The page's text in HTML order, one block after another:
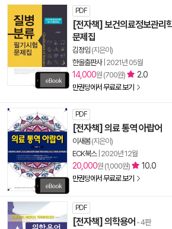
PDF
[전자책] 보건의료정보관리
문제집
김정임 (지은이)
한올출판사| 2021년 05월
14,000원 (700원) 2.0
만권당에서 무료로 보기
PDF
[전자책] 의료 통역 아랍어
이새봄(지은이)
ECK북스| 2020년 12월
20,000원 (1,000원) 10.0
만권당에서 무료로 보기
PDF
[전자책] 의학용어 - 4판